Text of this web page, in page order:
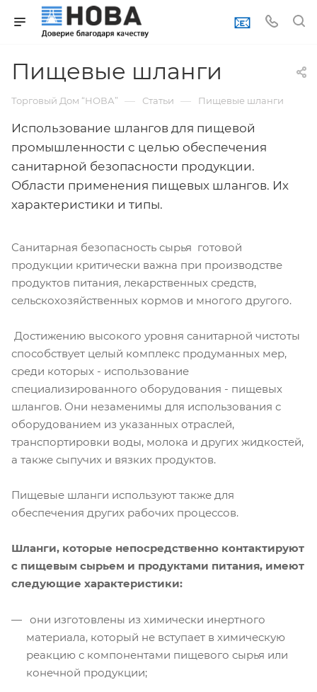
📧
Пищевые шланги
Торговый Дом “НОВА” — Статьи — Пищевые шланги
Использование шлангов для пищевой
промышленности с целью обеспечения
санитарной безопасности продукции.
Области применения пищевых шлангов. Их
характеристики и типы.
Санитарная безопасность сырья готовой
продукции критически важна при производстве
продуктов питания, лекарственных средств,
сельскохозяйственных кормов и многого другого.
Достижению высокого уровня санитарной чистоты
способствует целый комплекс продуманных мер,
среди которых - использование
специализированного оборудования - пищевых
шлангов. Они незаменимы для использования с
оборудованием из указанных отраслей,
транспортировки воды, молока и других жидкостей,
а также сыпучих и вязких продуктов.
Пищевые шланги используют также для
обеспечения других рабочих процессов.
Шланги, которые непосредственно контактируют
с пищевым сырьем и продуктами питания, имеют
следующие характеристики:
они изготовлены из химически инертного
материала, который не вступает в химическую
реакцию с компонентами пищевого сырья или
конечной продукции;